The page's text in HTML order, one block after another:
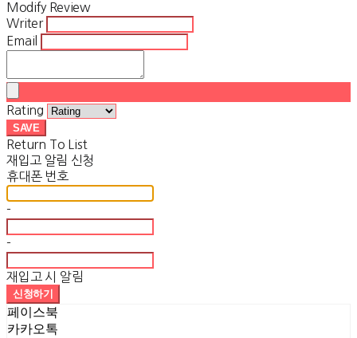
Modify Review
Writer
Email
Rating
SAVE
Return To List
재입고 알림 신청
휴대폰 번호
-
-
재입고 시 알림
신청하기
페이스북
카카오톡